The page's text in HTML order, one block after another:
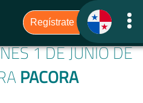
1 DE JUNIO DE
PACORA